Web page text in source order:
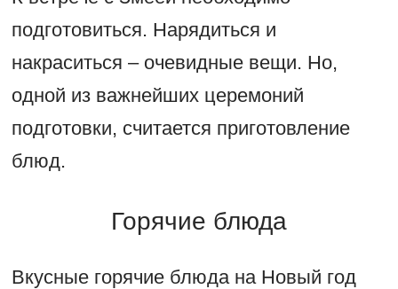
подготовиться. Нарядиться и
накраситься – очевидные вещи. Но,
одной из важнейших церемоний
подготовки, считается приготовление
блюд.
Горячие блюда
Вкусные горячие блюда на Новый год